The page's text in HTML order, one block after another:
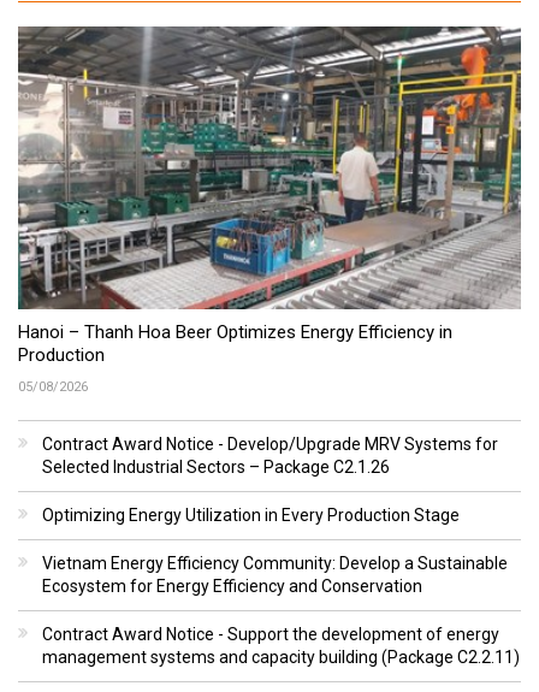
Hanoi – Thanh Hoa Beer Optimizes Energy Efficiency in
Production
05/08/2026
Contract Award Notice - Develop/Upgrade MRV Systems for
Selected Industrial Sectors – Package C2.1.26
Optimizing Energy Utilization in Every Production Stage
Vietnam Energy Efficiency Community: Develop a Sustainable
Ecosystem for Energy Efficiency and Conservation
Contract Award Notice - Support the development of energy
management systems and capacity building (Package C2.2.11)